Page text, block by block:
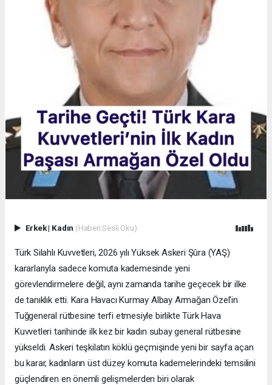
Erkek| Kadın (Haberi Sesli Oku)
Türk Silahlı Kuvvetleri, 2026 yılı Yüksek Askeri Şûra (YAŞ)
kararlarıyla sadece komuta kademesinde yeni
görevlendirmelere değil, aynı zamanda tarihe geçecek bir ilke
de tanıklık etti. Kara Havacı Kurmay Albay Armağan Özel'in
Tuğgeneral rütbesine terfi etmesiyle birlikte Türk Hava
Kuvvetleri tarihinde ilk kez bir kadın subay general rütbesine
yükseldi. Askeri teşkilatın köklü geçmişinde yeni bir sayfa açan
bu karar, kadınların üst düzey komuta kademelerindeki temsilini
güçlendiren en önemli gelişmelerden biri olarak